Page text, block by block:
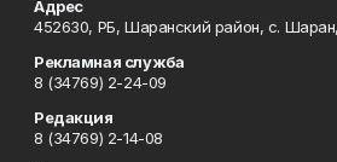
Адрес
452630, РБ, Шаранский район, с. Шаран,
Рекламная служба
8 (34769) 2-24-09
Редакция
8 (34769) 2-14-08